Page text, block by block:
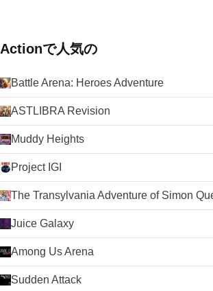
Actionで人気の
Battle Arena: Heroes Adventure
ASTLIBRA Revision
Muddy Heights
Project IGI
The Transylvania Adventure of Simon
Juice Galaxy
Among Us Arena
Sudden Attack